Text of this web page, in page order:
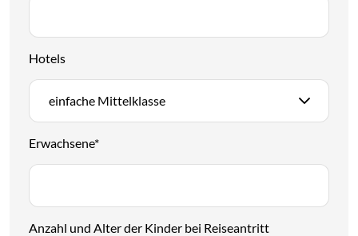
Hotels
einfache Mittelklasse
Erwachsene*
Anzahl und Alter der Kinder bei Reiseantritt